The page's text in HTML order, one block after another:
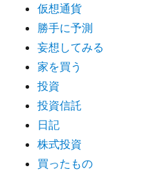
仮想通貨
勝手に予測
妄想してみる
家を買う
投資
投資信託
日記
株式投資
買ったもの